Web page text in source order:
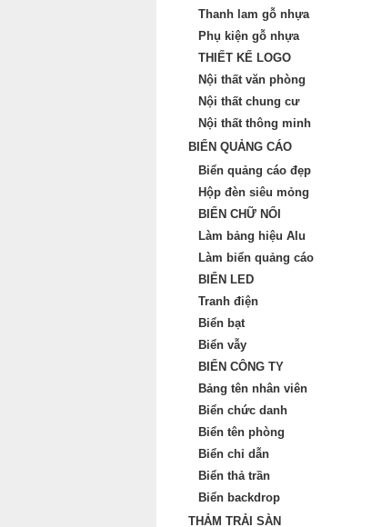
Thanh lam gỗ nhựa
Phụ kiện gỗ nhựa
THIẾT KẾ LOGO
Nội thất văn phòng
Nội thất chung cư
Nội thất thông minh
BIỂN QUẢNG CÁO
Biển quảng cáo đẹp
Hộp đèn siêu mỏng
BIỂN CHỮ NỔI
Làm bảng hiệu Alu
Làm biển quảng cáo
BIỂN LED
Tranh điện
Biển bạt
Biển vẫy
BIỂN CÔNG TY
Bảng tên nhân viên
Biển chức danh
Biển tên phòng
Biển chỉ dẫn
Biển thả trần
Biển backdrop
THẢM TRẢI SÀN